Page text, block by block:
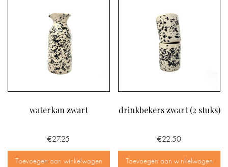
waterkan zwart
€27.25
Toevoegen aan winkelwagen
drinkbekers zwart (2 stuks)
€22.50
Toevoegen aan winkelwagen